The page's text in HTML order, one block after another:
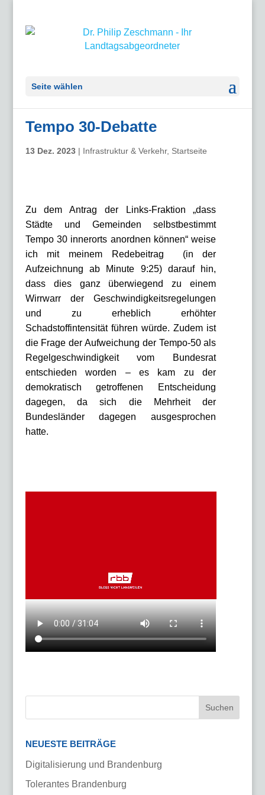
Seite wählen
Tempo 30-Debatte
13 Dez. 2023| Infrastruktur & Verkehr, Startseite
Zu dem Antrag der Links-Fraktion „dass
Städte und Gemeinden selbstbestimmt
Tempo 30 innerorts anordnen können“ weise
ich mit meinem Redebeitrag (in der
Aufzeichnung ab Minute 9:25) darauf hin,
dass dies ganz überwiegend zu einem
Wirrwarr der Geschwindigkeitsregelungen
und zu erheblich erhöhter
Schadstoffintensität führen würde. Zudem ist
die Frage der Aufweichung der Tempo-50 als
Regelgeschwindigkeit vom Bundesrat
entschieden worden – es kam zu der
demokratisch getroffenen Entscheidung
dagegen, da sich die Mehrheit der
Bundesländer dagegen ausgesprochen
hatte.
NEUESTE BEITRÄGE
Digitalisierung und Brandenburg
Tolerantes Brandenburg